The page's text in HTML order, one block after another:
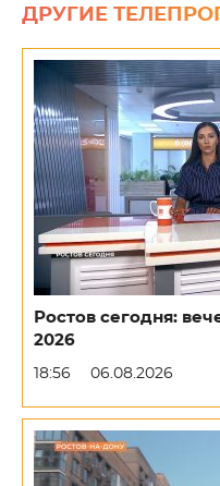
ДРУГИЕ
Ростов сегодня:
2026
18:56 06.08.2026